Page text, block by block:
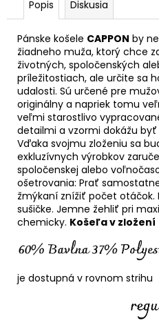
Popis Diskusia
Pánske košele CAPPON by
žiadneho muža, ktorý chce
životných, spoločenských
príležitostiach, ale určite sa
udalosti. Sú určené pre
originálny a napriek tomu
veľmi starostlivo
detailmi a vzormi dokážu
Vďaka svojmu zloženiu sa
exkluzívnych výrobkov
spoločenskej alebo
ošetrovania: Prať
žmýkaní znížiť počet otáčok.
sušičke. Jemne žehliť pri
chemicky. Košeľa v zložení
je dostupná v rovnom strihu